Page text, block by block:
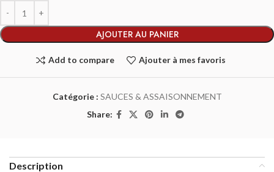
AJOUTER AU PANIER
Add to compare Ajouter à mes favoris
Catégorie : SAUCES & ASSAISONNEMENT
Share:
Description